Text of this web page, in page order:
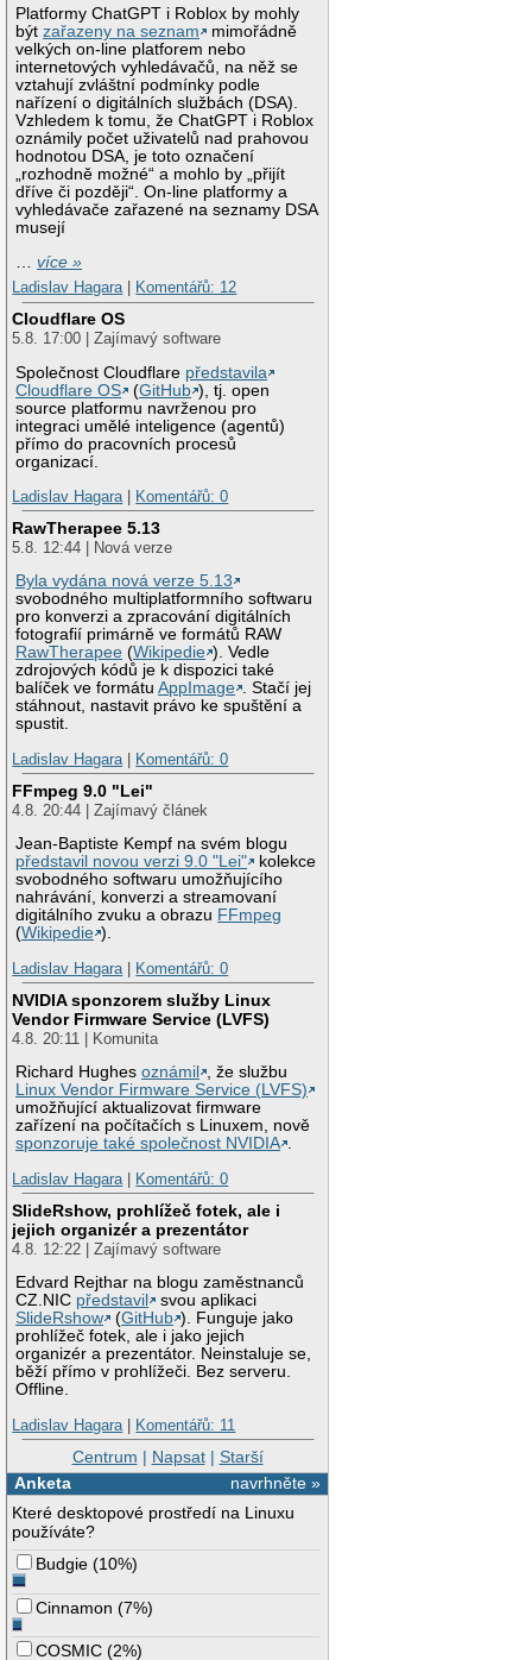
Platformy ChatGPT i Roblox by mohly
býtzařazeny na seznam
mimořádně
velkých on-line platforem nebo
internetových vyhledávačů, na něž se
vztahují zvláštní podmínky podle
nařízení o digitálních službách (DSA).
Vzhledem k tomu, že ChatGPT i Roblox
oznámily počet uživatelů nad prahovou
hodnotou DSA, je toto označení
„rozhodně možné“ a mohlo by „přijít
dříve či později“. On-line platformy a
vyhledávače zařazené na seznamy DSA
musejí
…více »
Ladislav Hagara| Komentářů: 12
Cloudflare OS
5.8. 17:00 | Zajímavý software
Společnost Cloudflare představila
Cloudflare OS
(GitHub ), tj. open
source platformu navrženou pro
integraci umělé inteligence (agentů)
přímo do pracovních procesů
organizací.
Ladislav Hagara| Komentářů: 0
RawTherapee 5.13
5.8. 12:44 | Nová verze
Byla vydána nová verze 5.13
svobodného multiplatformního softwaru
pro konverzi a zpracování digitálních
fotografií primárně ve formátů RAW
RawTherapee (Wikipedie ). Vedle
zdrojových kódů je k dispozici také
balíček ve formátuAppImage . Stačí jej
stáhnout, nastavit právo ke spuštění a
spustit.
Ladislav Hagara| Komentářů: 0
FFmpeg 9.0 "Lei"
4.8. 20:44 | Zajímavý článek
Jean-Baptiste Kempf na svém blogu
představil novou verzi 9.0 "Lei"
kolekce
svobodného softwaru umožňujícího
nahrávání, konverzi a streamovaní
digitálního zvuku a obrazu FFmpeg
(Wikipedie ).
Ladislav Hagara| Komentářů: 0
NVIDIA sponzorem služby Linux
Vendor Firmware Service (LVFS)
4.8. 20:11 | Komunita
Richard Hughesoznámil
, že službu
Linux Vendor Firmware Service (LVFS)
umožňující aktualizovat firmware
zařízení na počítačích s Linuxem, nově
sponzoruje také společnost NVIDIA .
Ladislav Hagara| Komentářů: 0
SlideRshow, prohlížeč fotek, ale i
jejich organizér a prezentátor
4.8. 12:22 | Zajímavý software
Edvard Rejthar na blogu zaměstnanců
CZ.NIC představil
svou aplikaci
SlideRshow
(GitHub ). Funguje jako
prohlížeč fotek, ale i jako jejich
organizér a prezentátor. Neinstaluje se,
běží přímo v prohlížeči. Bez serveru.
Offline.
Ladislav Hagara| Komentářů: 11
Centrum | Napsat| Starší
navrhněte »
Anketa
Které desktopové prostředí na Linuxu
používáte?
Budgie (10%)
Cinnamon (7%)
COSMIC (2%)